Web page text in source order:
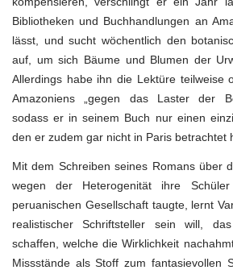
Bibliotheken und Buchhandlungen an
lässt, und sucht wöchentlich den
auf, um sich Bäume und Blumen der
Allerdings habe ihn die Lektüre teilweise
Amazoniens „gegen das Laster der
sodass er in seinem Buch nur einen
den er zudem gar nicht in Paris betrachtet
Mit dem Schreiben seines Romans über
wegen der Heterogenität ihre
peruanischen Gesellschaft taugte, lernt
realistischer Schriftsteller sein will,
schaffen, welche die Wirklichkeit
Missstände als Stoff zum fantasievollen